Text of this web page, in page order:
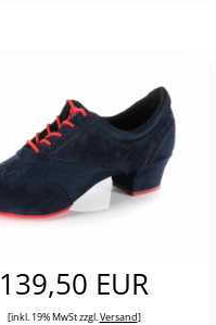
139,50 EUR
[inkl. 19% MwSt zzgl. Versand]